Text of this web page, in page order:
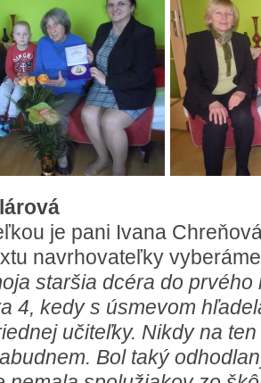
je pani Ivana
navrhovateľky
staršia dcéra do prvého
4, kedy s úsmevom
učiteľky. Nikdy na
Bol taký